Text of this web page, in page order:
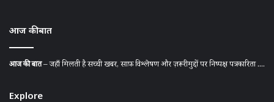
आज की बात
आज की बात– जहाँ मिलती है सच्ची खबर, साफ़ विश्लेषण और ज़रूरी मुद्दों पर निष्पक्ष पत्रकारिता ....
Explore